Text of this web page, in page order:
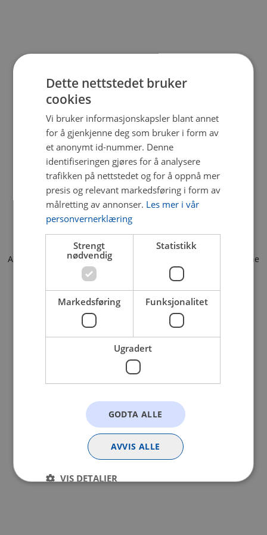
Application error: a client-side exception has occurred (see the
browser console for more information).
Dette nettstedet bruker
cookies
Vi bruker informasjonskapsler blant annet
for å gjenkjenne deg som bruker i form av
et anonymt id-nummer. Denne
identifiseringen gjøres for å analysere
trafikken på nettstedet og for å oppnå mer
presis og relevant markedsføring i form av
målretting av annonser. Les mer i vår
personvernerklæring
Strengt
nødvendig
Statistikk
Markedsføring Funksjonalitet
Ugradert
GODTA ALLE
AVVIS ALLE
VIS DETALJER